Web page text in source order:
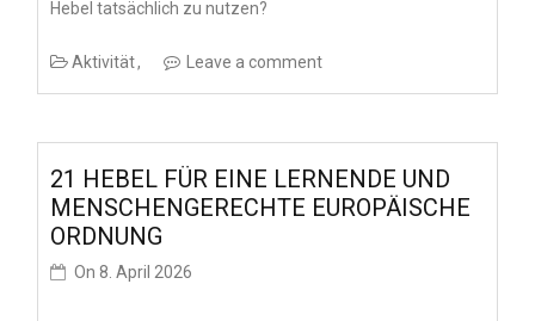
Hebel tatsächlich zu nutzen?
Aktivität Leave a comment
21 HEBEL FÜR EINE LERNENDE UND
MENSCHENGERECHTE EUROPÄISCHE
ORDNUNG
On 8. April 2026